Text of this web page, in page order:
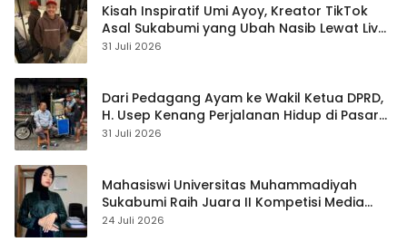
Kisah Inspiratif Umi Ayoy, Kreator TikTok
Asal Sukabumi yang Ubah Nasib Lewat Live
Streaming
31 Juli 2026
Dari Pedagang Ayam ke Wakil Ketua DPRD,
H. Usep Kenang Perjalanan Hidup di Pasar
Cisaat
31 Juli 2026
Mahasiswi Universitas Muhammadiyah
Sukabumi Raih Juara II Kompetisi Media
Pembelajaran Digital Tingkat Internasional
24 Juli 2026